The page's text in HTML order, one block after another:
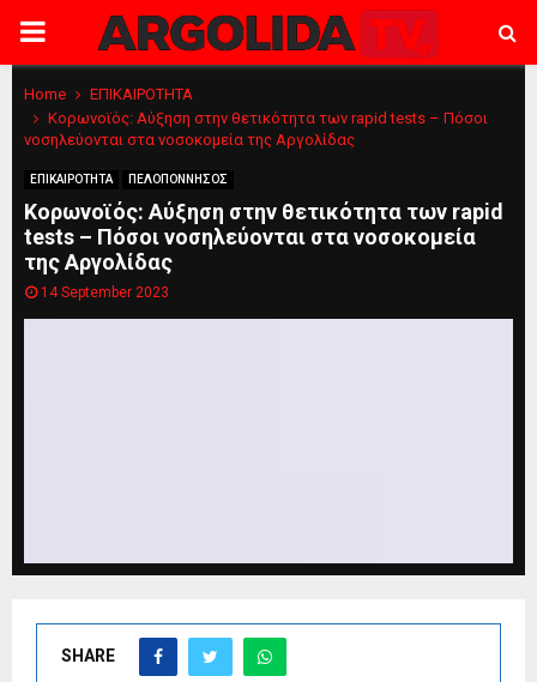
PRIMARY
MENU
Home
ΕΠΙΚΑΙΡΟΤΗΤΑ
Κορωνοϊός: Αύξηση στην θετικότητα των rapid tests – Πόσοι
νοσηλεύονται στα νοσοκομεία της Αργολίδας
ΕΠΙΚΑΙΡΟΤΗΤΑ ΠΕΛΟΠΟΝΝΗΣΟΣ
Κορωνοϊός: Αύξηση στην θετικότητα των rapid
tests – Πόσοι νοσηλεύονται στα νοσοκομεία
της Αργολίδας
14 September 2023
SHARE